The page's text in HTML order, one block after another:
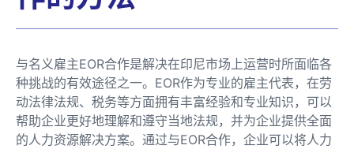
与名义雇主EOR合作是解决在印尼市场上运营时所面临各
种挑战的有效途径之一。EOR作为专业的雇主代表，在劳
动法律法规、税务等方面拥有丰富经验和专业知识，可以
帮助企业更好地理解和遵守当地法规，并为企业提供全面
的人力资源解决方案。通过与EOR合作，企业可以将人力